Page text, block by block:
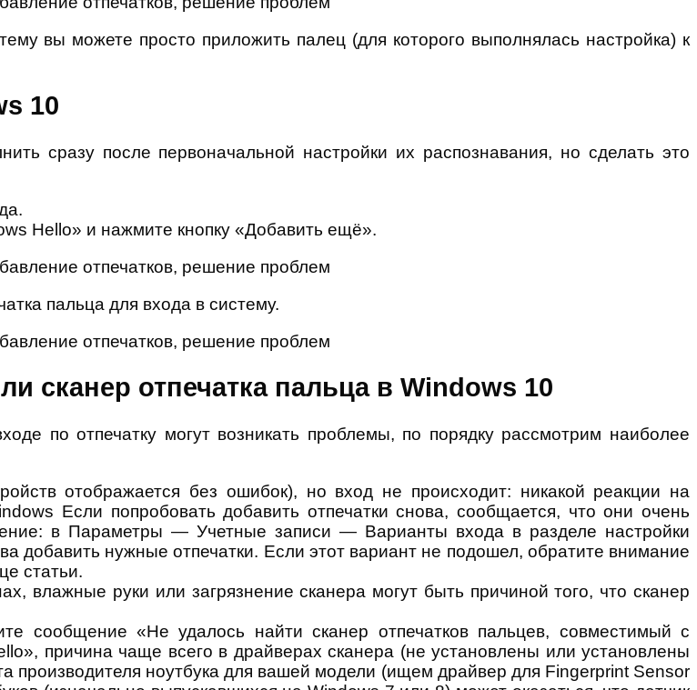
вы можете просто приложить палец (для которого выполнялась настройка) к
10
сразу после первоначальной настройки их распознавания, но сделать это
Hello» и нажмите кнопку «Добавить ещё».
пальца для входа в систему.
сканер отпечатка пальца в Windows 10
по отпечатку могут возникать проблемы, по порядку рассмотрим наиболее
отображается без ошибок), но вход не происходит: никакой реакции на
Если попробовать добавить отпечатки снова, сообщается, что они очень
в Параметры — Учетные записи — Варианты входа в разделе настройки
добавить нужные отпечатки. Если этот вариант не подошел, обратите внимание
статьи.
влажные руки или загрязнение сканера могут быть причиной того, что сканер
сообщение «Не удалось найти сканер отпечатков пальцев, совместимый с
причина чаще всего в драйверах сканера (не установлены или установлены
производителя ноутбука для вашей модели (ищем драйвер для Fingerprint Sensor